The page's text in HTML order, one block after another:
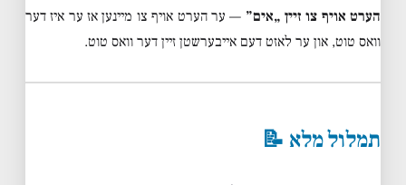
הערט אויף צו זיין „אים” — ער הערט אויף צו מיינען אז ער איז דער
וואס טוט, און ער לאזט דעם אייבערשטן זיין דער וואס טוט.
תמלול מלא 📝